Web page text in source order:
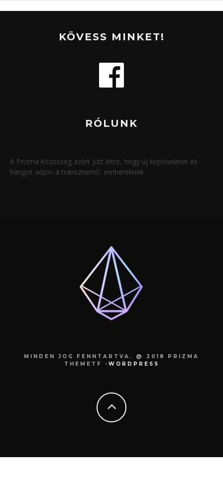
KÖVESS MINKET!
RÓLUNK
A Prizma közösség azért jött létre, hogy új képviseletet és
hangot adjon a transznemű embereknek.
MINDEN JOG FENNTARTVA. @ 2018 PRIZMA
THEMETF - WORDPRESS